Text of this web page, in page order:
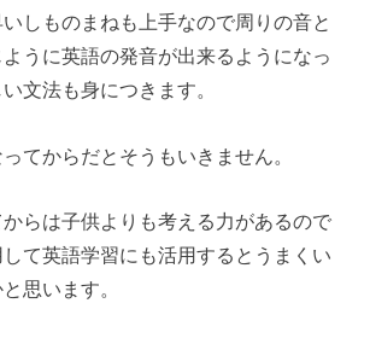
しものまねも上手なので周りの音と
うに英語の発音が出来るようになっ
文法も身につきます。
てからだとそうもいきません。
らは子供よりも考える力があるので
て英語学習にも活用するとうまくい
思います。